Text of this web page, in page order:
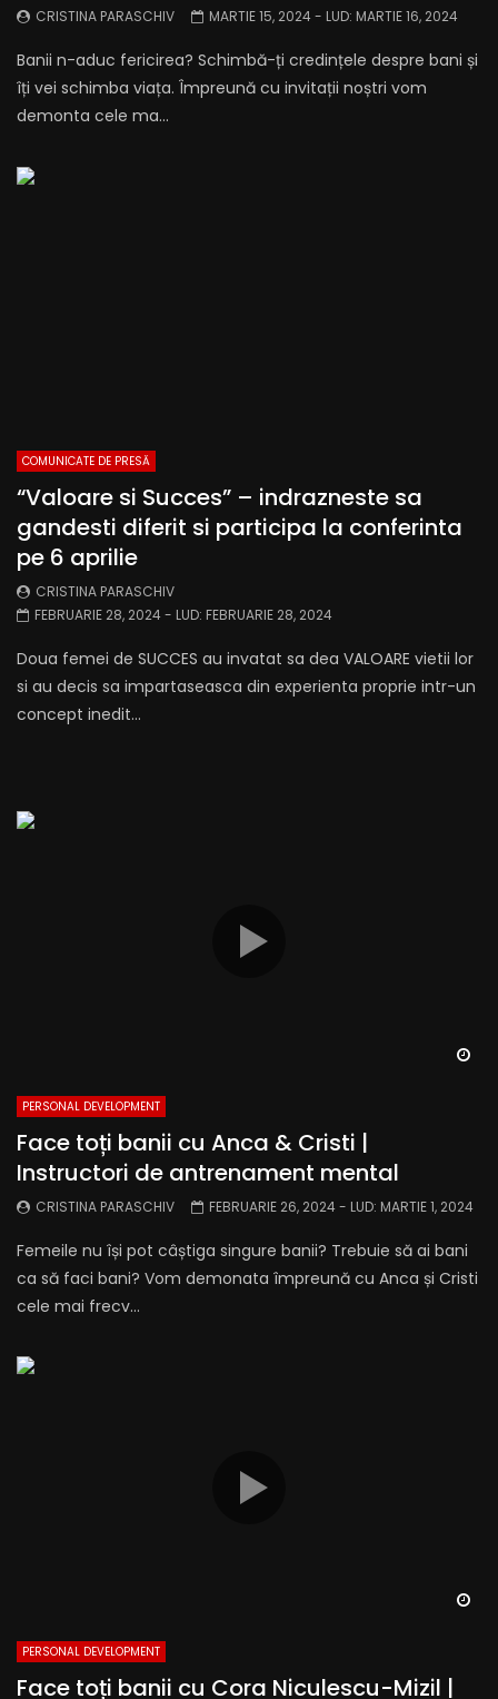
CRISTINA PARASCHIV MARTIE 15, 2024- LUD: MARTIE 16, 2024
Banii n-aduc fericirea? Schimbă-ți credințele despre bani și
îți vei schimba viața. Împreună cu invitații noștri vom
demonta cele ma...
COMUNICATE DE PRESĂ
“Valoare si Succes” – indrazneste sa
gandesti diferit si participa la conferinta
pe 6 aprilie
CRISTINA PARASCHIV
FEBRUARIE 28, 2024- LUD: FEBRUARIE 28, 2024
Doua femei de SUCCES au invatat sa dea VALOARE vietii lor
si au decis sa impartaseasca din experienta proprie intr-un
concept inedit...
PERSONAL DEVELOPMENT
Face toți banii cu Anca & Cristi |
Instructori de antrenament mental
CRISTINA PARASCHIV FEBRUARIE 26, 2024- LUD: MARTIE 1, 2024
Femeile nu își pot câștiga singure banii? Trebuie să ai bani
ca să faci bani? Vom demonata împreună cu Anca și Cristi
cele mai frecv...
PERSONAL DEVELOPMENT
Face toți banii cu Cora Niculescu-Mizil |